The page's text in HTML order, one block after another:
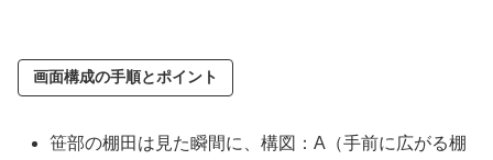
画面構成の手順とポイント
笹部の棚田は見た瞬間に、構図：A（手前に広がる棚